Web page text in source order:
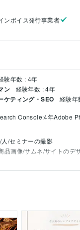
ンボイス発行事業者
験年数 : 4年
ン 経験年数 : 4年
ケティング・SEO 経験年
Console:4年Adobe
人/セミナーの撮影
品画像/サムネ/サイトのデ